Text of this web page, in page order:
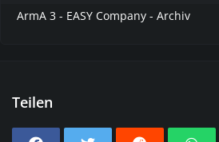
ArmA 3 - EASY Company - Archiv
Teilen